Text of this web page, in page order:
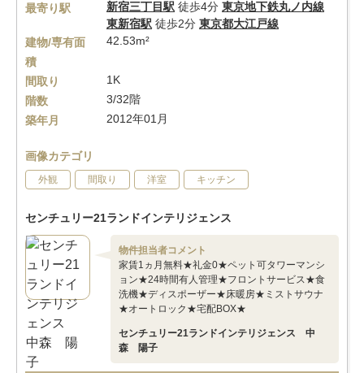
最寄り駅
新宿三丁目駅 徒歩4分 東京地下鉄丸ノ内線
東新宿駅 徒歩2分 東京都大江戸線
建物/専有面
積
42.53m²
間取り
1K
階数
3/32階
築年月
2012年01月
画像カテゴリ
外観 間取り 洋室 キッチン
センチュリー21ランドインテリジェンス
物件担当者コメント
家賃1ヵ月無料★礼金0★ペット可タワーマンシ
ョン★24時間有人管理★フロントサービス★食
洗機★ディスポーザー★床暖房★ミストサウナ
★オートロック★宅配BOX★
センチュリー21ランドインテリジェンス 中
森 陽子